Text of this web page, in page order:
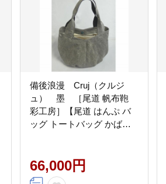
備後浪漫 Cruj（クルジ
ュ） 墨 ［尾道 帆布鞄
彩工房］【尾道 はんぷ バ
ッグ トートバッグ かばん
尾道市】
66,000円